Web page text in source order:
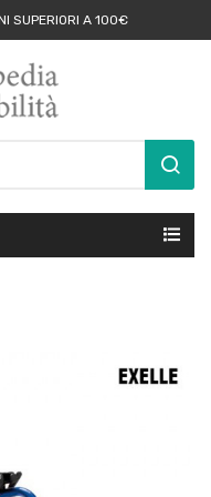
SUPERIORI A 100€